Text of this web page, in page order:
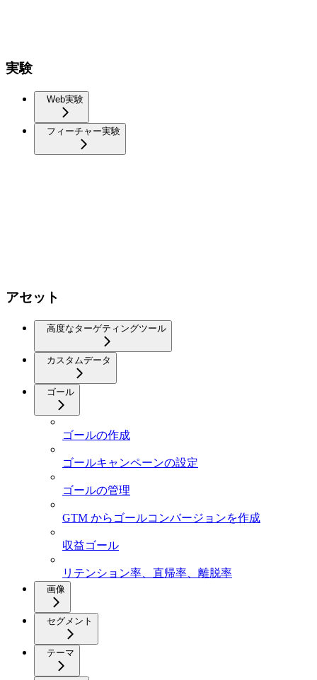
実験
Web実験
フィーチャー実験
アセット
高度なターゲティングツール
カスタムデータ
ゴール
ゴールの作成
ゴールキャンペーンの設定
ゴールの管理
GTM からゴールコンバージョンを作成
収益ゴール
リテンション率、直帰率、離脱率
画像
セグメント
テーマ